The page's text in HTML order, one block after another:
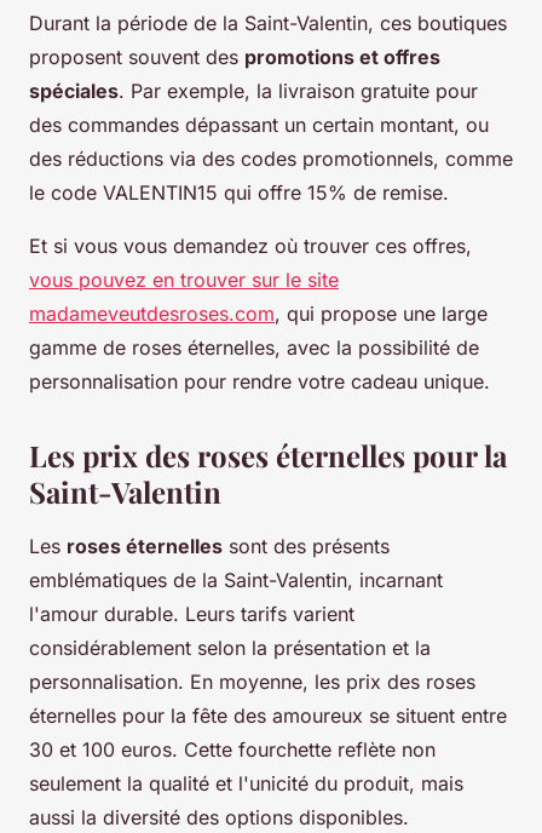
Durant la période de la Saint-Valentin, ces boutiques
proposent souvent des promotions et offres
spéciales. Par exemple, la livraison gratuite pour
des commandes dépassant un certain montant, ou
des réductions via des codes promotionnels, comme
le code VALENTIN15 qui offre 15% de remise.
Et si vous vous demandez où trouver ces offres,
vous pouvez en trouver sur le site
madameveutdesroses.com, qui propose une large
gamme de roses éternelles, avec la possibilité de
personnalisation pour rendre votre cadeau unique.
Les prix des roses éternelles pour la
Saint-Valentin
Les roses éternelles sont des présents
emblématiques de la Saint-Valentin, incarnant
l'amour durable. Leurs tarifs varient
considérablement selon la présentation et la
personnalisation. En moyenne, les prix des roses
éternelles pour la fête des amoureux se situent entre
30 et 100 euros. Cette fourchette reflète non
seulement la qualité et l'unicité du produit, mais
aussi la diversité des options disponibles.